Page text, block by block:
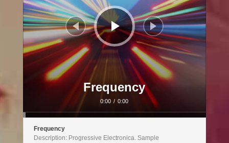
Frequency
0:00 / 0:00
Frequency
Description: Progressive Electronica. Sample